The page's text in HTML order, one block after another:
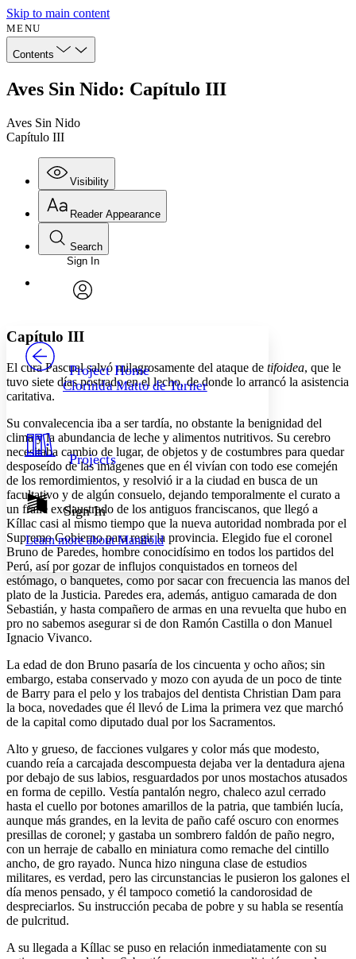
Skip to main content
MENU
Contents
Aves Sin Nido: Capítulo III
Aves Sin Nido
Capítulo III
Visibility
Annotations
Others
Resources
Show all
Show all Hide all
Reader Appearance
Font
Font style
Decrease font size Increase font size
Decrease font size Increase font size
Color Scheme
Light
Dark
Annotation contrast
abc Low
abc High
Margins
Increase text margins
Reset to Defaults
Search
Enter search criteria
Search within:
PROJECT
Sign In
Project Home
Clorinda Matto de Turner
Projects
Sign In
Learn more aboutManifold
Capítulo III
El cura Pascual salvó milagrosamente del ataque de tifoidea, que le
tuvo siete días postrado en el lecho, de donde lo arrancó la asistencia
caritativa.
Su convalecencia iba a ser tardía, no obstante la benignidad del
clima y la abundancia de leche y alimentos nutritivos. Su cerebro
necesitaba cambio de lugar, de objetos y de costumbres para quedar
desposeído de las imágenes que en él vivían con todo ese comején
de los remordimientos, y resolvió ir a la ciudad en busca de un
facultativo y de algún consuelo, dejando temporalmente el curato a
un fraile exclaustrado de los antiguos franciscanos, que llegó a
Kíllac casi al mismo tiempo que la nueva autoridad nombrada por el
Supremo Gobierno para regir la provincia. Elegido fue el coronel
Bruno de Paredes, hombre conocidísimo en todos los partidos del
Perú, así por gozar de influjos conquistados en torneos del
estómago, o banquetes, como por sacar con frecuencia las manos del
plato de la Justicia. Paredes era, además, antiguo camarada de don
Sebastián, y hasta compañero de armas en una revuelta que hubo en
pro no sabemos asegurar si de don Ramón Castilla o don Manuel
Ignacio Vivanco.
La edad de don Bruno pasaría de los cincuenta y ocho años; sin
embargo, estaba conservado y mozo con ayuda de un poco de tinte
de Barry para el pelo y los trabajos del dentista Christian Dam para
la boca, novedades que él llevó de Lima la primera vez que marchó
de la capital como diputado dual por los Sacramentos.
Alto y grueso, de facciones vulgares y color más que modesto,
cuando reía a carcajada descompuesta dejaba ver la dentadura ajena
por debajo de sus labios, resguardados por unos mostachos atusados
en forma de cepillo. Vestía pantalón negro, chaleco azul cerrado
hasta el cuello por botones amarillos de la patria, que también lucía,
aunque más grandes, en la levita de paño café oscuro con enormes
presillas de coronel; y gastaba un sombrero faldón de paño negro,
con un herraje de caballo en miniatura como remache del cintillo
ancho, de gro rayado. Nunca hizo ninguna clase de estudios
militares, es verdad, pero las circunstancias le pusieron los galones el
día menos pensado, y él tampoco cometió la candorosidad de
despreciarlos. Su instrucción pecaba de pobre y su habla se resentía
de pulcritud.
A su llegada a Kíllac se puso en relación inmediatamente con su